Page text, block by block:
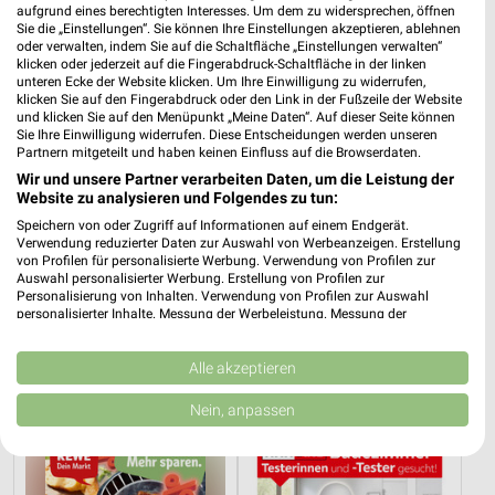
25,2 km 0,2 km
Gültig bis Mi. 12.08.
XXXLutz
aufgrund eines berechtigten Interesses. Um dem zu widersprechen, öffnen
Sie die „Einstellungen“. Sie können Ihre Einstellungen akzeptieren, ablehnen
oder verwalten, indem Sie auf die Schaltfläche „Einstellungen verwalten“
klicken oder jederzeit auf die Fingerabdruck-Schaltfläche in der linken
unteren Ecke der Website klicken. Um Ihre Einwilligung zu widerrufen,
klicken Sie auf den Fingerabdruck oder den Link in der Fußzeile der Website
und klicken Sie auf den Menüpunkt „Meine Daten“. Auf dieser Seite können
Sie Ihre Einwilligung widerrufen. Diese Entscheidungen werden unseren
Partnern mitgeteilt und haben keinen Einfluss auf die Browserdaten.
Wir und unsere Partner verarbeiten Daten, um die Leistung der
Website zu analysieren und Folgendes zu tun:
Speichern von oder Zugriff auf Informationen auf einem Endgerät.
Verwendung reduzierter Daten zur Auswahl von Werbeanzeigen. Erstellung
von Profilen für personalisierte Werbung. Verwendung von Profilen zur
Auswahl personalisierter Werbung. Erstellung von Profilen zur
Personalisierung von Inhalten. Verwendung von Profilen zur Auswahl
personalisierter Inhalte. Messung der Werbeleistung. Messung der
Kombinationen von Daten aus verschiedenen Quellen. Entwicklung und
Verbesserung der Angebote. Verwendung reduzierter Daten zur Auswahl
von Inhalten.
Daten können außerhalb der Europäischen Union weitergegeben und in die
Website/App.
Partnerliste anzeigen (1 IAB-Anbieter)
Alle akzeptieren
Nein, anpassen